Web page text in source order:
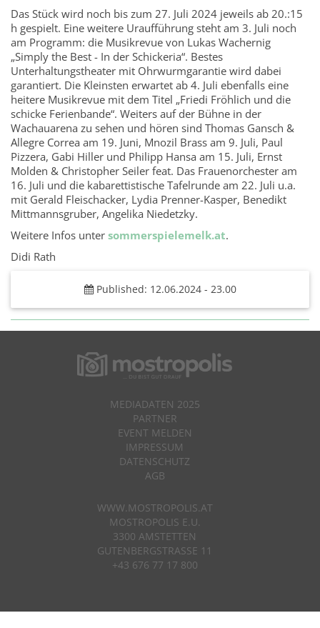
Das Stück wird noch bis zum 27. Juli 2024 jeweils ab 20.:15
h gespielt. Eine weitere Uraufführung steht am 3. Juli noch
am Programm: die Musikrevue von Lukas Wachernig
„Simply the Best - In der Schickeria“. Bestes
Unterhaltungstheater mit Ohrwurmgarantie wird dabei
garantiert. Die Kleinsten erwartet ab 4. Juli ebenfalls eine
heitere Musikrevue mit dem Titel „Friedi Fröhlich und die
schicke Ferienbande“. Weiters auf der Bühne in der
Wachauarena zu sehen und hören sind Thomas Gansch &
Allegre Correa am 19. Juni, Mnozil Brass am 9. Juli, Paul
Pizzera, Gabi Hiller und Philipp Hansa am 15. Juli, Ernst
Molden & Christopher Seiler feat. Das Frauenorchester am
16. Juli und die kabarettistische Tafelrunde am 22. Juli u.a.
mit Gerald Fleischacker, Lydia Prenner-Kasper, Benedikt
Mittmannsgruber, Angelika Niedetzky.
Weitere Infos unter sommerspielemelk.at.
Didi Rath
Published: 12.06.2024 - 23.00
MEDIADATEN 2025
PARTNER
EVENT MELDEN
IMPRESSUM
DATENSCHUTZ
AGB
WWW.MOSTROPOLIS.AT
MOSTROPOLIS E.U.
3300 AMSTETTEN
GUTENBERGSTRASSE 11
+43 676 77 17 800